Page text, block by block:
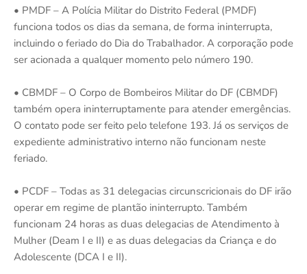
• PMDF – A Polícia Militar do Distrito Federal (PMDF)
funciona todos os dias da semana, de forma ininterrupta,
incluindo o feriado do Dia do Trabalhador. A corporação pode
ser acionada a qualquer momento pelo número 190.
• CBMDF – O Corpo de Bombeiros Militar do DF (CBMDF)
também opera ininterruptamente para atender emergências.
O contato pode ser feito pelo telefone 193. Já os serviços de
expediente administrativo interno não funcionam neste
feriado.
• PCDF – Todas as 31 delegacias circunscricionais do DF irão
operar em regime de plantão ininterrupto. Também
funcionam 24 horas as duas delegacias de Atendimento à
Mulher (Deam I e II) e as duas delegacias da Criança e do
Adolescente (DCA I e II).